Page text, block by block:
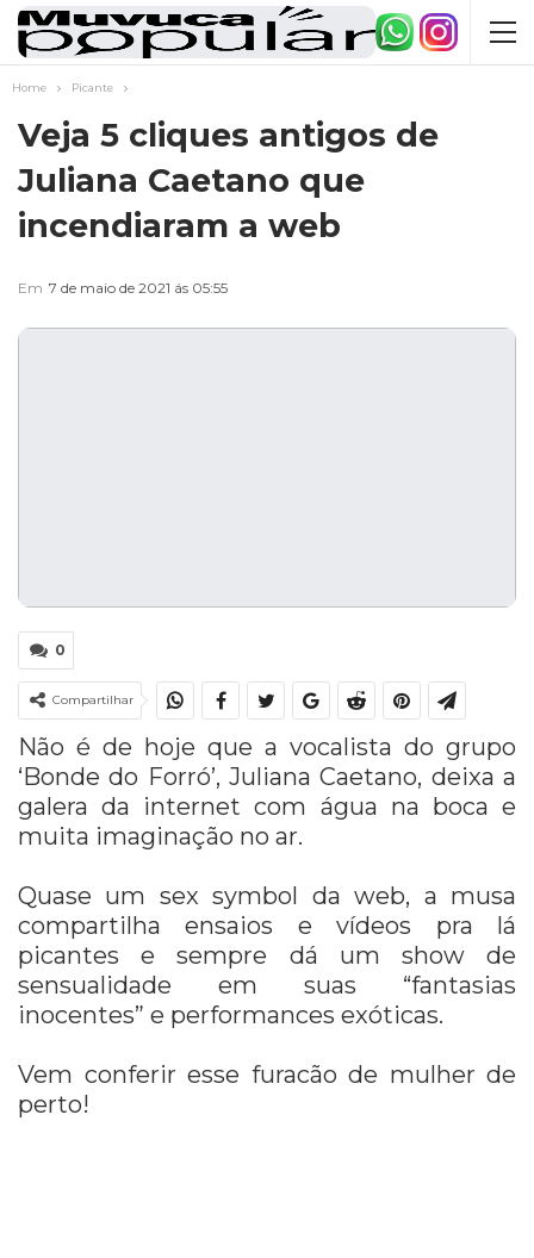
Home Picante
Veja 5 cliques antigos de
Juliana Caetano que
incendiaram a web
Em 7 de maio de 2021 ás 05:55
0
Compartilhar
Não é de hoje que a vocalista do grupo
‘Bonde do Forró’, Juliana Caetano, deixa a
galera da internet com água na boca e
muita imaginação no ar.
Quase um sex symbol da web, a musa
compartilha ensaios e vídeos pra lá
picantes e sempre dá um show de
sensualidade em suas “fantasias
inocentes” e performances exóticas.
Vem conferir esse furacão de mulher de
perto!